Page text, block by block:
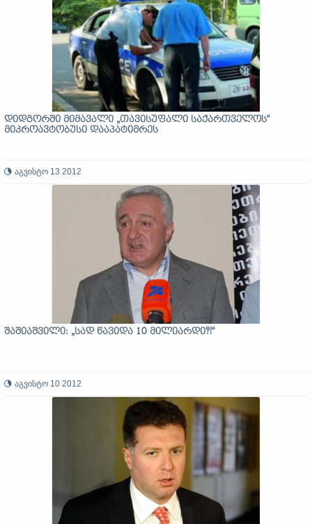
დიდგორში მიმავალი „თავისუფალი საქართველოს“
მიკროავტობუსი დააპატიმრეს
აგვისტო 13 2012
შაშიაშვილი: „სად წავიდა 10 მილიარდი?!“
აგვისტო 10 2012